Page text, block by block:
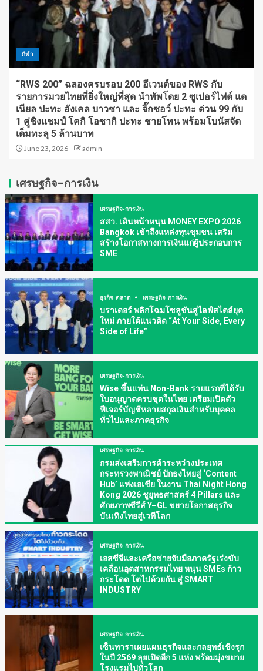
กีฬา
“RWS 200” ฉลองครบรอบ 200 อีเวนต์ของ RWS กับ
รายการมวยไทยที่ยิ่งใหญ่ที่สุด นำทัพโดย 2 ซูเปอร์ไฟต์ แด
เนียล ปะทะ อังเคล บาวซา และ จิ๊กซอว์ ปะทะ ด่วน 99 กับ
1 คู่ชิงแชมป์ โคกิ โอซากิ ปะทะ ชายโทน พร้อมโบนัสจัด
เต็มทะลุ 5 ล้านบาท
June 23, 2026 admin
เศรษฐกิจ-การเงิน
เศรษฐกิจ-การเงิน
สสว. เดินหน้าหนุน MONEY EXPO 2026
Bangkok เข้าถึงแหล่งทุนชุมชน เสริม
สร้างโอกาสทางการเงินแก่ผู้ประกอบการ
SME
ธุรกิจ-ตลาด เศรษฐกิจ-การเงิน
บราเดอร์ พลิกโฉมโซลูชันสู่ไลฟ์สไตล์ยุค
ใหม่ ภายใต้แนวคิด “At Your Side, Every
Side of Life”
เศรษฐกิจ-การเงิน
Wise ขึ้นแท่น Non-Bank รายแรกที่ได้รับ
ใบอนุญาตครบชุดในไทย เตรียมเปิดตัว
ฟีเจอร์บัญชีหลายสกุลเงินสำหรับบุคคล
ทั่วไปและภาคธุรกิจ
เศรษฐกิจ-การเงิน
กรมส่งเสริมการค้าระหว่างประเทศ
กระทรวงพาณิชย์ ปักธงไทยสู่ ‘Content
Hub’ แห่งเอเชีย ในงาน Thai Night Hong
Kong 2026 ชูยุทธศาสตร์ 4 Pillars และ
ศักยภาพซีรีส์ Y–GL ขยายโอกาสธุรกิจ
บันเทิงไทยสู่เวทีโลก
เศรษฐกิจ-การเงิน
เอสซีจีและเครือข่ายจับมือภาครัฐเร่งขับ
เคลื่อนอุตสาหกรรมไทย หนุน SMEs ก้าว
กระโดด โตไปด้วยกัน สู่ SMART
INDUSTRY
เศรษฐกิจ-การเงิน
เซ็นทาราเผยแผนธุรกิจและกลยุทธ์เชิงรุก
ในปี 2569 ลุยเปิดอีก 5 แห่ง พร้อมมุ่งขยาย
โรงแรมไปทั่วโลก